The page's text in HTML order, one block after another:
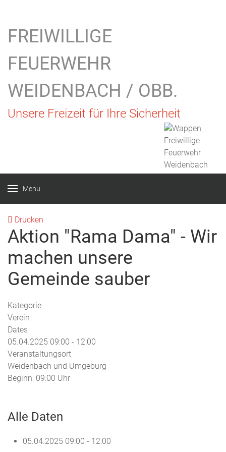
FREIWILLIGE
FEUERWEHR
WEIDENBACH / OBB.
Unsere Freizeit für Ihre Sicherheit
Menu
Drucken
Aktion "Rama Dama" - Wir
machen unsere
Gemeinde sauber
Kategorie
Verein
Dates
05.04.2025 09:00 - 12:00
Veranstaltungsort
Weidenbach und Umgeburg
Beginn: 09:00 Uhr
Alle Daten
05.04.2025 09:00 - 12:00